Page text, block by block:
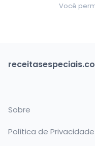
Você
Sobre
Política de Privacidade